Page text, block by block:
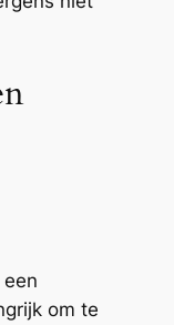
om te